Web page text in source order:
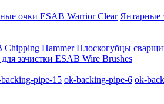
очки ESAB Warrior Clear Янтарные
Hammer Плоскогубцы
зачистки ESAB Wire Brushes
pipe-15 ok-backing-pipe-6 ok-